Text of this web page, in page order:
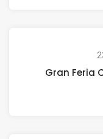
Gran Feria